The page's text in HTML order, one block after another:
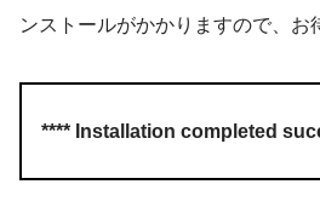
ンストールがかかりますので、お
**** Installation completed